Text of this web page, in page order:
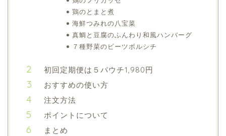
鶏のとまと煮
海鮮つみれの八宝菜
真鯛と豆腐のふんわり和風ハンバーグ
７種野菜のビーツボルシチ
初回定期便は５パウチ1,980円
おすすめの使い方
注文方法
ポイントについて
まとめ